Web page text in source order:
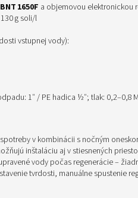
BNT 1650F a objemovou elektronickou
g soli/l
vstupnej vody):
1″ / PE hadica ½″; tlak: 0,2–0,8
v kombinácii s nočným
inštaláciu aj v stiesnených
vody počas regenerácie –
tvrdosti, manuálne spustenie